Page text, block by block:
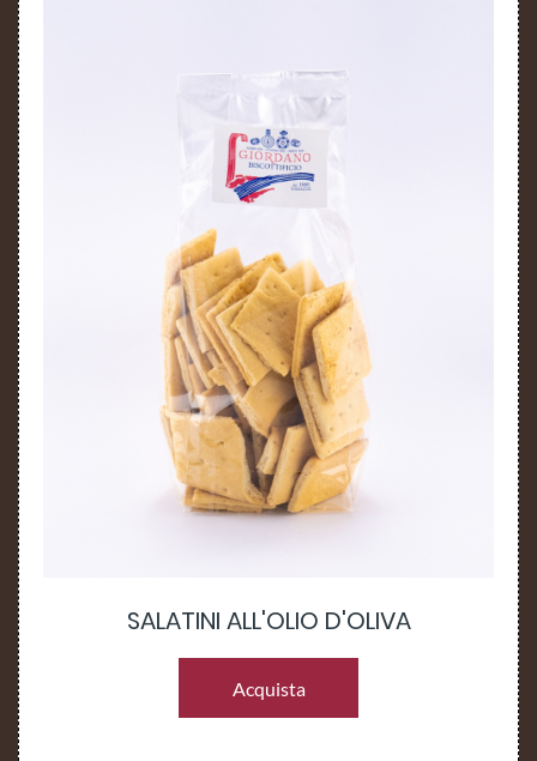
SALATINI ALL'OLIO D'OLIVA
Acquista